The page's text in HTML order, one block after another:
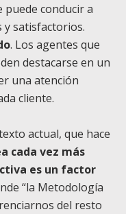
puede conducir a
y satisfactorios.
. Los agentes que
destacarse en un
una atención
cliente.
actual, que hace
cada vez más
es un factor
“la Metodología
del resto